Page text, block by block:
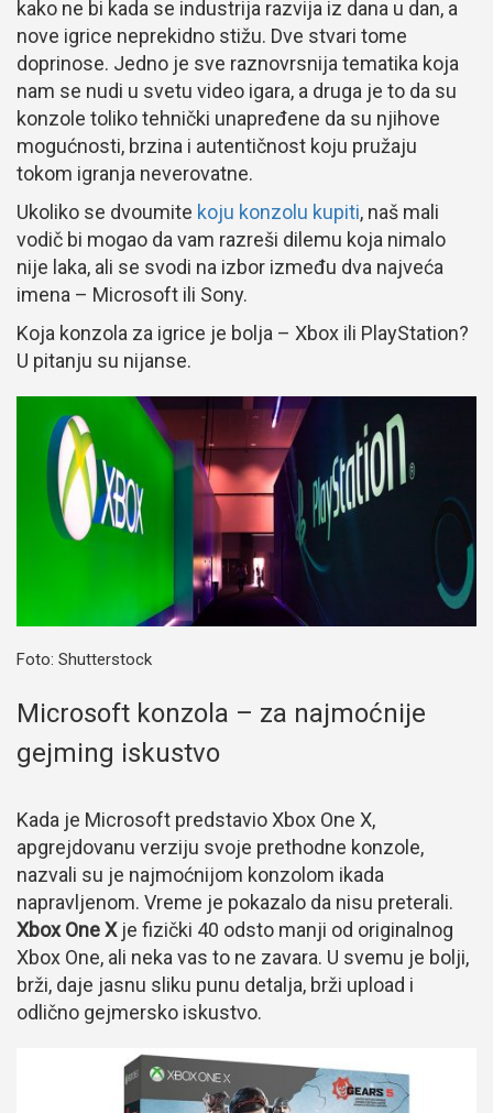
kako ne bi kada se industrija razvija iz dana u dan, a
nove igrice neprekidno stižu. Dve stvari tome
doprinose. Jedno je sve raznovrsnija tematika koja
nam se nudi u svetu video igara, a druga je to da su
konzole toliko tehnički unapređene da su njihove
mogućnosti, brzina i autentičnost koju pružaju
tokom igranja neverovatne.
Ukoliko se dvoumite koju konzolu kupiti, naš mali
vodič bi mogao da vam razreši dilemu koja nimalo
nije laka, ali se svodi na izbor između dva najveća
imena – Microsoft ili Sony.
Koja konzola za igrice je bolja – Xbox ili PlayStation?
U pitanju su nijanse.
Foto: Shutterstock
Microsoft konzola – za najmoćnije
gejming iskustvo
Kada je Microsoft predstavio Xbox One X,
apgrejdovanu verziju svoje prethodne konzole,
nazvali su je najmoćnijom konzolom ikada
napravljenom. Vreme je pokazalo da nisu preterali.
Xbox One Xje fizički 40 odsto manji od originalnog
Xbox One, ali neka vas to ne zavara. U svemu je bolji,
brži, daje jasnu sliku punu detalja, brži upload i
odlično gejmersko iskustvo.